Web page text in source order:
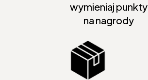
wymieniaj punkty
na nagrody